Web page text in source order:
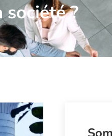
?